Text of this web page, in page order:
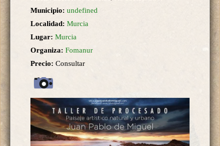
Municipio: undefined
Localidad: Murcia
Lugar: Murcia
Organiza: Fomanur
Precio: Consultar